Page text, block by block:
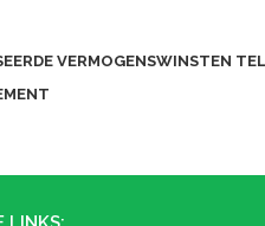
VERMOGENSWINSTEN